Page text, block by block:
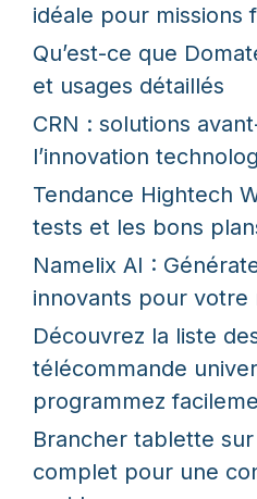
idéale pour missions
Qu’est-ce que
et usages détaillés
CRN : solutions
l’innovation
Tendance Hightech
tests et les bons
Namelix AI :
innovants pour votre
Découvrez la liste
télécommande
programmez
Brancher tablette
complet pour une